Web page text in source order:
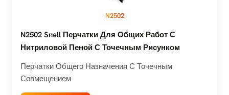
N2502
N2502 Snell Перчатки Для Общих Работ С
Нитриловой Пеной С Точечным Рисунком
Перчатки Общего Назначения С Точечным
Совмещением